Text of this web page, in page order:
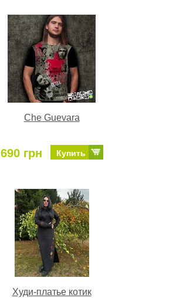
Che Guevara
690 грн Купить
Худи-платье котик